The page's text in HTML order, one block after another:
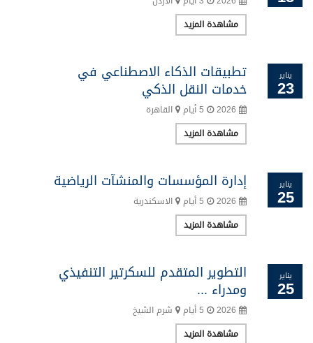
مشاهدة المزيد
يناير
23
تطبيقات الذكاء الاصطناعي في
خدمات النقل الذكي
القاهرة
مشاهدة المزيد
يناير
25
إدارة المؤسسات والمنشآت الرياضية
الاسكندرية
مشاهدة المزيد
يناير
25
التطوير المتقدم للسكرتير التنفيذي
ومدراء ...
شرم الشيخ
مشاهدة المزيد